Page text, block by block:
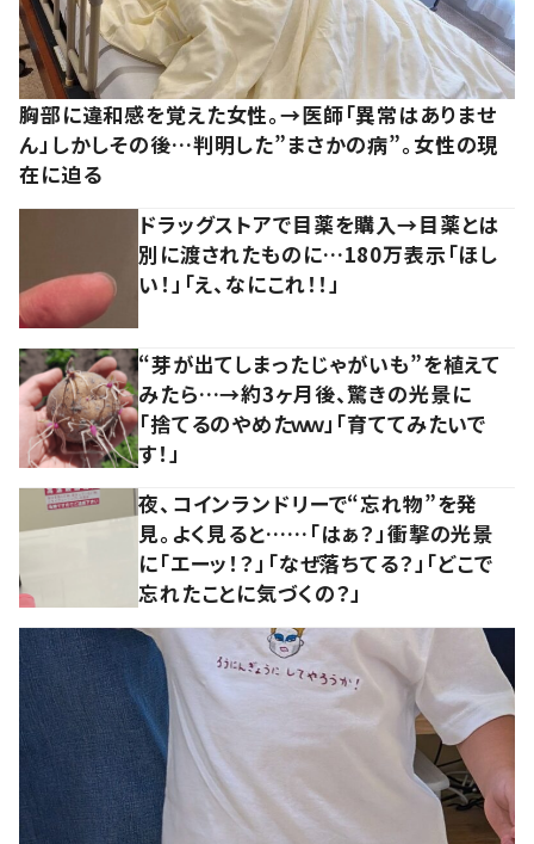
胸部に違和感を覚えた女性。→医師「異常はありませ
ん」しかしその後…判明した”まさかの病”。女性の現
在に迫る
ドラッグストアで目薬を購入→目薬とは
別に渡されたものに…180万表示「ほし
い！」「え、なにこれ！！」
“芽が出てしまったじゃがいも”を植えて
みたら…→約3ヶ月後、驚きの光景に
「捨てるのやめたｗｗ」「育ててみたいで
す！」
夜、コインランドリーで“忘れ物”を発
見。よく見ると……「はぁ？」衝撃の光景
に「エーッ！？」「なぜ落ちてる？」「どこで
忘れたことに気づくの？」